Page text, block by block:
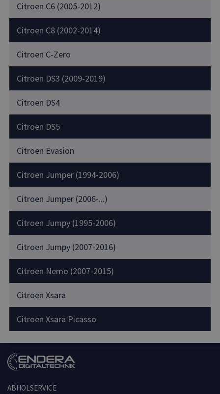
Citroen C6 (2005-2012)
Citroen C8 (2002-2014)
Citroen C-Zero
Citroen DS3 (2009-2019)
Citroen DS4
Citroen DS5
Citroen Evasion
Citroen Jumper (1994-2006)
Citroen Jumper (2006-...)
Citroen Jumpy (1995-2006)
Citroen Jumpy (2007-2016)
Citroen Nemo (2007-2015)
Citroen Xsara
Citroen Xsara Picasso
ABHOLSERVICE